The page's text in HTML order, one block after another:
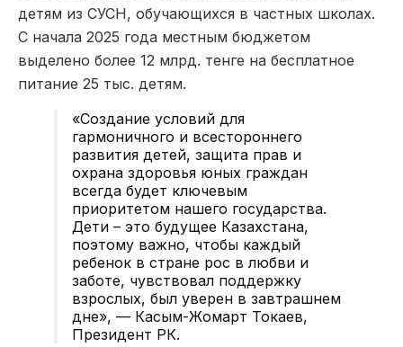
детям из СУСН, обучающихся в частных школах.
С начала 2025 года местным бюджетом
выделено более 12 млрд. тенге на бесплатное
питание 25 тыс. детям.
«Создание условий для
гармоничного и всестороннего
развития детей, защита прав и
охрана здоровья юных граждан
всегда будет ключевым
приоритетом нашего государства.
Дети – это будущее Казахстана,
поэтому важно, чтобы каждый
ребенок в стране рос в любви и
заботе, чувствовал поддержку
взрослых, был уверен в завтрашнем
дне», — Касым-Жомарт Токаев,
Президент РК.